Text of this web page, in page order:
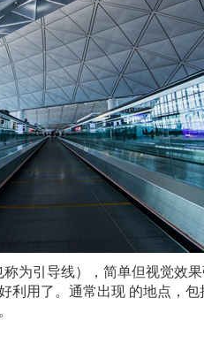
为引导线），简单但视觉效
利用了。通常出现 的地点，